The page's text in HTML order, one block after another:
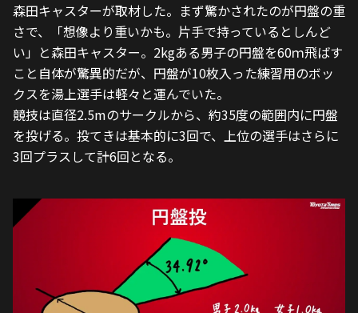
森田キャスターが取材した。まず驚かされたのが円盤の重
さで、「想像より重いかも。片手で持っているとしんど
い」と森田キャスター。2kgある男子の円盤を60ｍ飛ばす
こと自体が驚異的だが、円盤が10枚入った練習用のボッ
クスを湯上選手は軽々と運んでいた。
競技は直径2.5mのサークルから、約35度の範囲内に円盤
を投げる。投てきは基本的に3回で、上位の選手はさらに
3回プラスして計6回となる。